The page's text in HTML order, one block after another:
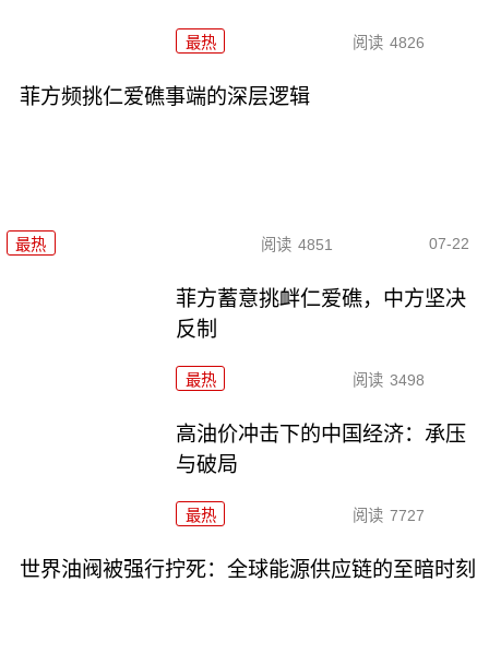
最热 阅读 4826
菲方频挑仁爱礁事端的深层逻辑
最热 阅读 4851 07-22
菲方蓄意挑衅仁爱礁，中方坚决
反制
最热 阅读 3498
高油价冲击下的中国经济：承压
与破局
最热 阅读 7727
世界油阀被强行拧死：全球能源供应链的至暗时刻